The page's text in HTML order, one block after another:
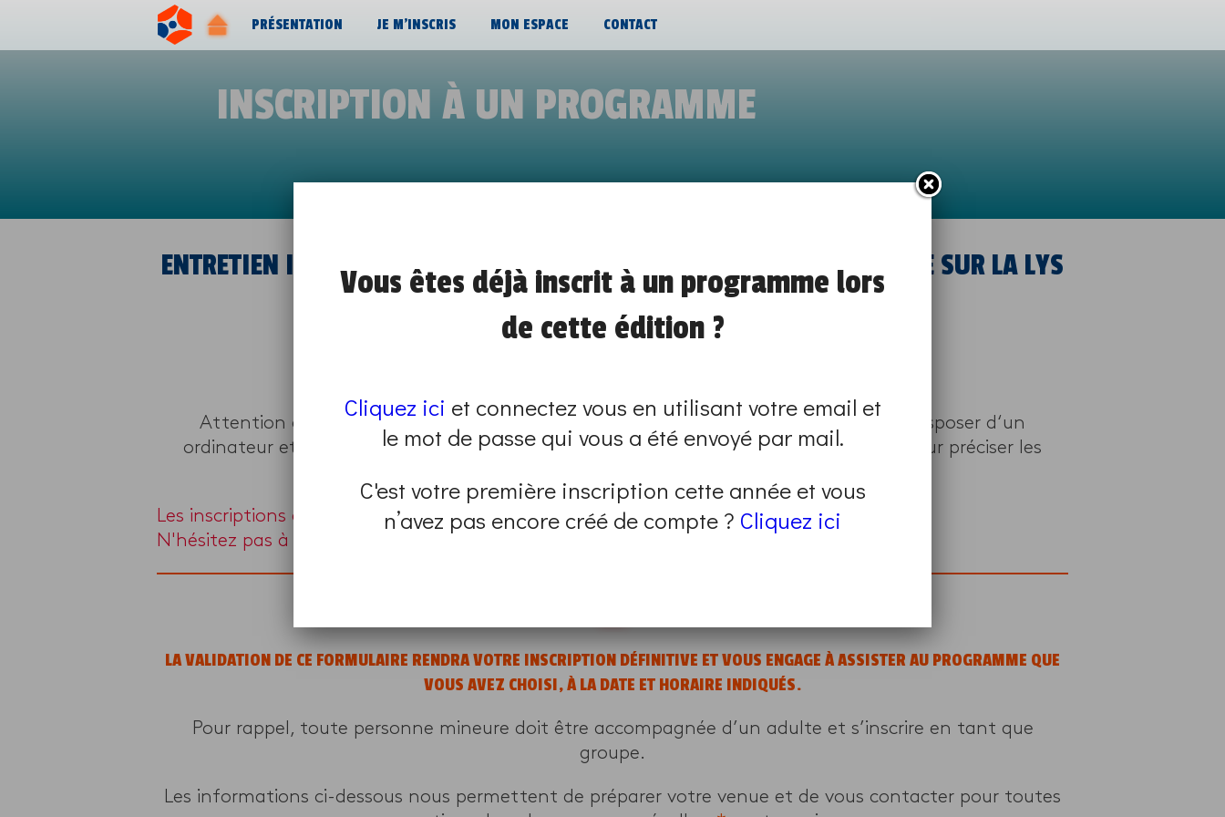
PRÉSENTATION JE M’INSCRIS MON ESPACE CONTACT
INSCRIPTION À UN PROGRAMME
ENTRETIEN INDIVIDUEL+ VISITE DES PLATEAUX TECHNIQUES-UFA AIRE SUR LA LYS
de 15h00 à 16h00
JOB COACHING ET CONFÉRENCE
Attention ce programme se déroulera à distance, en visio-conférence. Vous devez disposer d‘un
ordinateur et d’une webcam. Le lieu qui organise le programme reviendra vers vous pour préciser les
Les inscriptions à ce programme sont closes.
N'hésitez pas à en chercher un autre en renseignant vos critères sur
LA VALIDATION DE CE FORMULAIRE RENDRA VOTRE INSCRIPTION DÉFINITIVE ET VOUS ENGAGE À ASSISTER AU PROGRAMME QUE
VOUS AVEZ CHOISI, À LA DATE ET HORAIRE INDIQUÉS.
Pour rappel, toute personne mineure doit être accompagnée d’un adulte et s’inscrire en tant que
groupe.
Les informations ci-dessous nous permettent de préparer votre venue et de vous contacter pour toutes
Vous êtes déjà inscrit à un programme lors
de cette édition ?
Cliquez ici et connectez vous en utilisant votre email et
le mot de passe qui vous a été envoyé par mail.
C'est votre première inscription cette année et vous
n’avez pas encore créé de compte ? Cliquez ici